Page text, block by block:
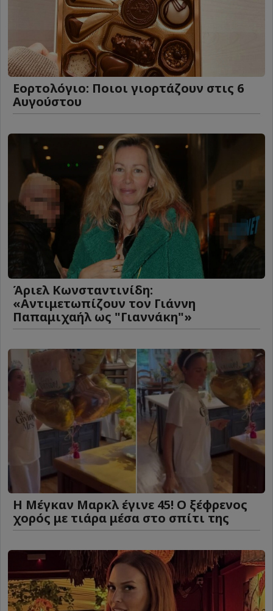
Εορτολόγιο: Ποιοι γιορτάζουν στις 6
Αυγούστου
Άριελ Κωνσταντινίδη:
«Αντιμετωπίζουν τον Γιάννη
Παπαμιχαήλ ως "Γιαννάκη"»
Η Μέγκαν Μαρκλ έγινε 45! Ο ξέφρενος
χορός με τιάρα μέσα στο σπίτι της